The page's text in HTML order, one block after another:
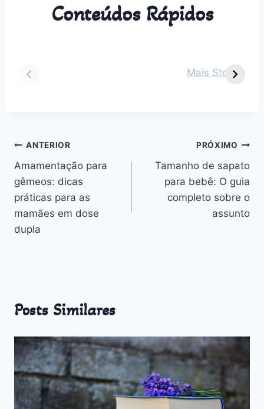
Conteúdos Rápidos
Mais Stories
seu bebê de 2
sobre Parto
Navegação
de
Post
ANTERIOR
Amamentação para
gêmeos: dicas
práticas para as
mamães em dose
dupla
PRÓXIMO
Tamanho de sapato
para bebê: O guia
completo sobre o
assunto
Posts Similares